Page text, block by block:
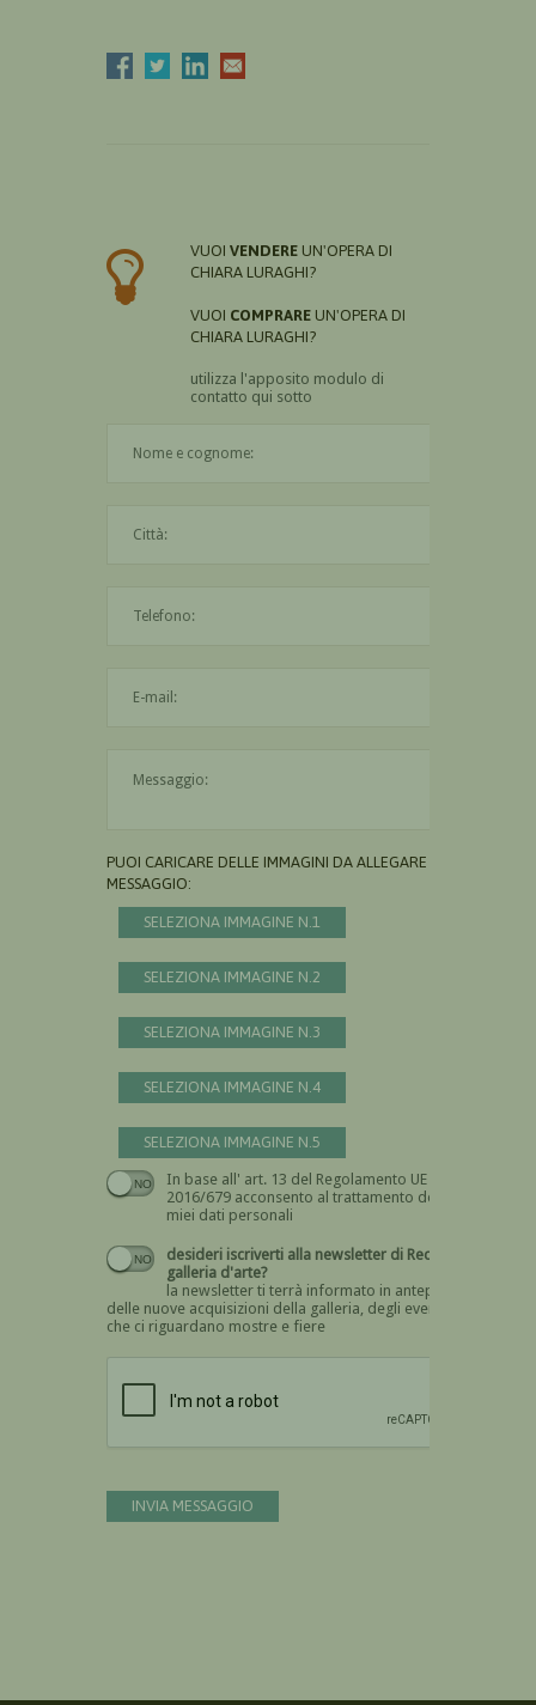
VUOI VENDERE UN'OPERA DI
CHIARA LURAGHI?
VUOI COMPRARE UN'OPERA DI
CHIARA LURAGHI?
utilizza l'apposito modulo di
contatto qui sotto
PUOI CARICARE DELLE IMMAGINI DA ALLEGARE AL
MESSAGGIO:
SELEZIONA IMMAGINE N.1
SELEZIONA IMMAGINE N.2
SELEZIONA IMMAGINE N.3
SELEZIONA IMMAGINE N.4
SELEZIONA IMMAGINE N.5
In base all' art. 13 del Regolamento UE n.
2016/679 acconsento al trattamento dei
miei dati personali
Devi dare il consenso
desideri iscriverti alla newsletter di Recta
galleria d'arte?
la newsletter ti terrà informato in anteprima
delle nuove acquisizioni della galleria, degli eventi
che ci riguardano mostre e fiere
INVIA MESSAGGIO